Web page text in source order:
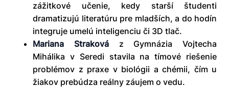
zážitkové učenie, kedy starší študenti
dramatizujú literatúru pre mladších, a do hodín
integruje umelú inteligenciu či 3D tlač.
Mariana Strakováz Gymnázia Vojtecha
Mihálika v Seredi stavila na tímové riešenie
problémov z praxe v biológii a chémii, čím u
žiakov prebúdza reálny záujem o vedu.